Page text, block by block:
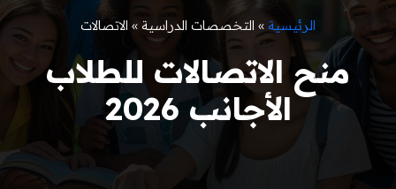
الرئيسية » التخصصات الدراسية » الاتصالات
منح الاتصالات للطلاب
الأجانب 2026